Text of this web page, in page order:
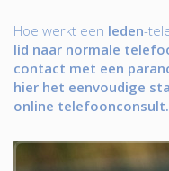
Hoe werkt een leden-
lid naar normale
contact met een
hier het eenvoudige
online telefoonconsult.